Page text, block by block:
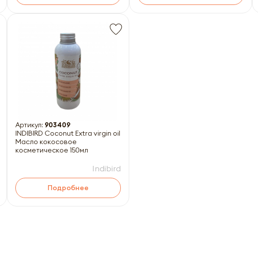
Артикул: 903409
INDIBIRD Coconut Extra virgin oil
Масло кокосовое
косметическое 150мл
Indibird
Подробнее